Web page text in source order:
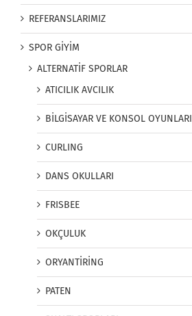
REFERANSLARIMIZ
SPOR GİYİM
ALTERNATİF SPORLAR
ATICILIK AVCILIK
BİLGİSAYAR VE KONSOL OYUNLARI
CURLING
DANS OKULLARI
FRISBEE
OKÇULUK
ORYANTİRİNG
PATEN